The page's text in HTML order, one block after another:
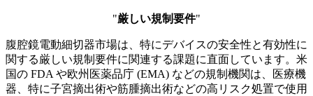
"厳しい規制要件"
腹腔鏡電動細切器市場は、特にデバイスの安全性と有効性に
関する厳しい規制要件に関連する課題に直面しています。米
国の FDA や欧州医薬品庁 (EMA) などの規制機関は、医療機
器、特に子宮摘出術や筋腫摘出術などの高リスク処置で使用